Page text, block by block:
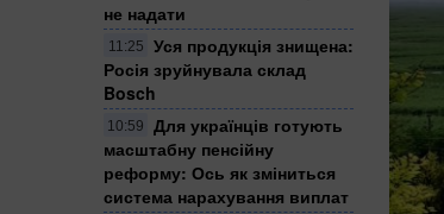
не надати
11:25
Уся продукція знищена:
Росія зруйнувала склад
Bosch
10:59
Для українців готують
масштабну пенсійну
реформу: Ось як зміниться
система нарахування виплат